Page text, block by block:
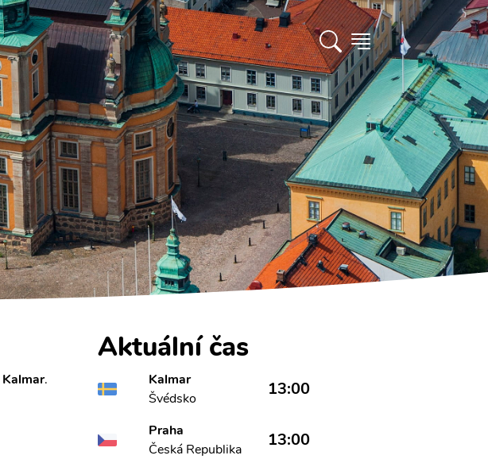
Kalmar.
Aktuální čas
Kalmar
Švédsko
13:00
Praha
Česká Republika
13:00